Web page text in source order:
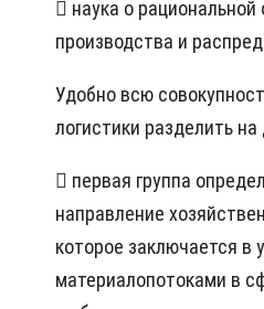
 наука о рациональной
производства и
Удобно всю
логистики разделить на
 первая группа
направление
которое заключается в
материалопотоками в